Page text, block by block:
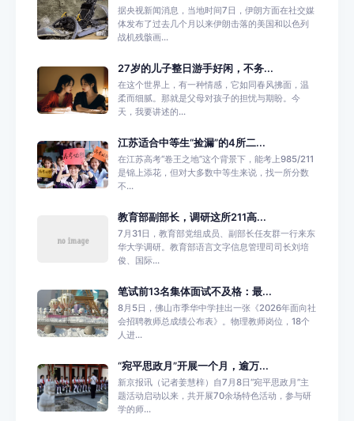
据央视新闻消息，当地时间7日，伊朗方面在社交媒
体发布了过去几个月以来伊朗击落的美国和以色列
战机残骸画...
27岁的儿子整日游手好闲，不务...
在这个世界上，有一种情感，它如同春风拂面，温
柔而细腻。那就是父母对孩子的担忧与期盼。今
天，我要讲述的...
江苏适合中等生“捡漏”的4所二...
在江苏高考“卷王之地”这个背景下，能考上985/211
是锦上添花，但对大多数中等生来说，找一所分数
不...
教育部副部长，调研这所211高...
7月31日，教育部党组成员、副部长任友群一行来东
华大学调研。教育部语言文字信息管理司司长刘培
俊、国际...
笔试前13名集体面试不及格：最...
8月5日，佛山市季华中学挂出一张《2026年面向社
会招聘教师总成绩公布表》。物理教师岗位，18个
人进...
“宛平思政月”开展一个月，逾万...
新京报讯（记者姜慧梓）自7月8日“宛平思政月”主
题活动启动以来，共开展70余场特色活动，参与研
学的师...